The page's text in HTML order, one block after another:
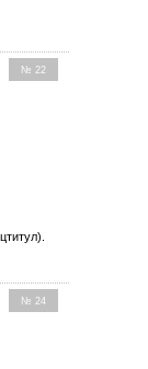
№ 22
№ 24